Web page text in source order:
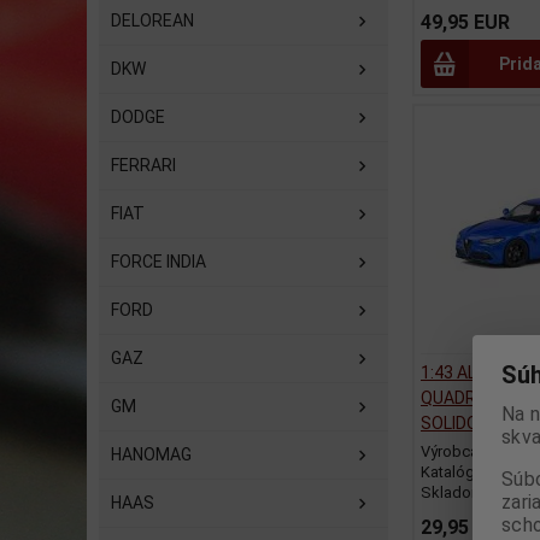
DELOREAN
DKW
DODGE
FERRARI
FIAT
FORCE INDIA
FORD
GAZ
GM
HANOMAG
HAAS
49,95 EUR
1:43 ALFA
QUADRIFOGLIO
SOLIDO -
Výrobca:
Katalógové
Skladom:
29,95 EUR
Na